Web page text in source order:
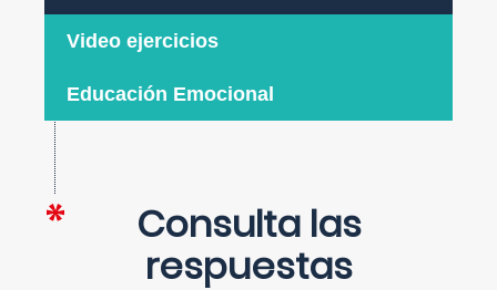
Video ejercicios
Educación Emocional
Consulta las
respuestas